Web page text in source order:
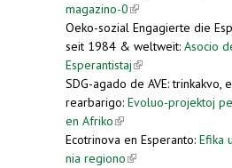
magazino-0(link is external)
Oeko-sozial Engagierte die
seit 1984 & weltweit: Asocio
Esperantistaj(link is external)
SDG-agado de AVE: trinkakvo,
rearbarigo: Evoluo-projektoj
en Afriko(link is external)
Ecotrinova en Esperanto: Efika
nia regiono(link is external)